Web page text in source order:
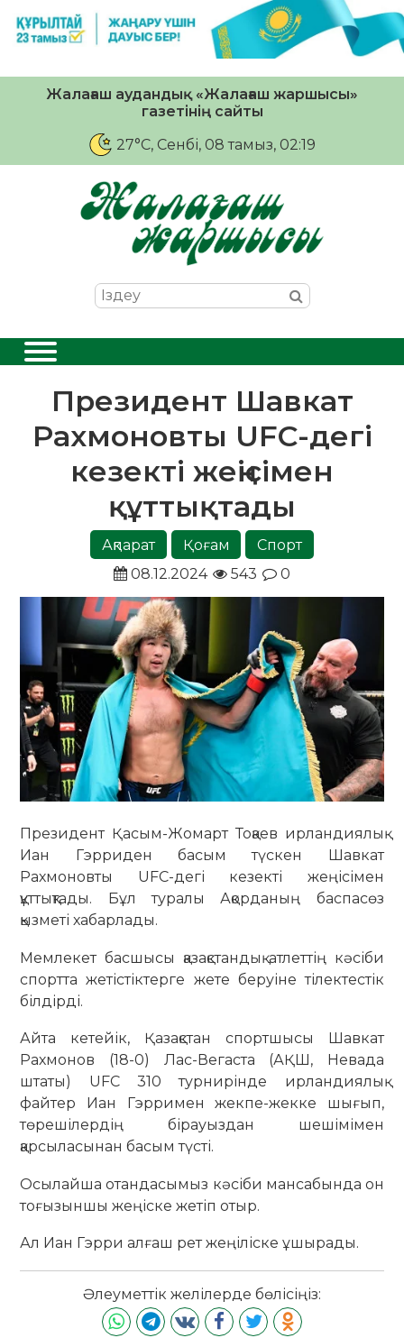
Жалағаш аудандық «Жалағаш жаршысы»
газетінің сайты
27°C, Сенбі, 08 тамыз, 02:19
Президент Шавкат
Рахмоновты UFC-дегі
кезекті жеңісімен
құттықтады
Ақпарат Қоғам
Спорт
08.12.2024
543 0
Президент Қасым-Жомарт Тоқаев ирландиялық
Иан Гэрриден басым түскен Шавкат
Рахмоновты UFC-дегі кезекті жеңісімен
құттықтады. Бұл туралы Ақорданың баспасөз
қызметі хабарлады.
Мемлекет басшысы қазақстандық атлеттің кәсіби
спортта жетістіктерге жете беруіне тілектестік
білдірді.
Айта кетейік, Қазақстан спортшысы Шавкат
Рахмонов (18-0) Лас-Вегаста (АҚШ, Невада
штаты) UFC 310 турнирінде ирландиялық
файтер Иан Гэрримен жекпе-жекке шығып,
төрешілердің бірауыздан шешімімен
қарсыласынан басым түсті.
Осылайша отандасымыз кәсіби мансабында он
тоғызыншы жеңіске жетіп отыр.
Ал Иан Гэрри алғаш рет жеңіліске ұшырады.
Әлеуметтік желілерде бөлісіңіз: